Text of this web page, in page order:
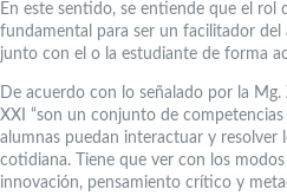
En este sentido, se entiende que el rol
fundamental para ser un facilitador del
junto con el o la estudiante de forma
De acuerdo con lo señalado por la Mg.
XXI “son un conjunto de
alumnas puedan interactuar y resolver
cotidiana. Tiene que ver con los
innovación, pensamiento crítico y